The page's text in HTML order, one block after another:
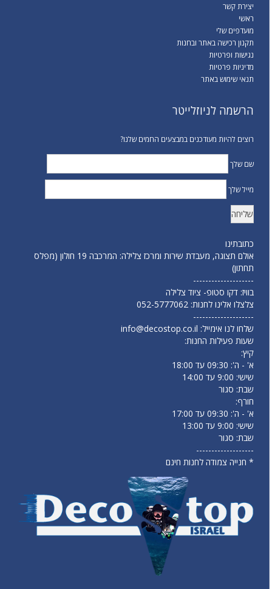
יצירת קשר
ראשי
מועדפים שלי
תקנון רכישה באתר ובחנות
נגישות ופרטיות
מדיניות פרטיות
תנאי שימוש באתר
הרשמה לניוזלייטר
רוצים להיות מעודכנים במבצעים החמים שלנו?
שם שלך
מייל שלך
כתובתינו
אולם תצוגה, מעבדת שירות ומרכז צלילה: המרכבה 19 חולון (מפלס
תחתון)
--------------------
בוויז: דקו סטופ- ציוד צלילה
צלצלו אלינו לחנות: 052-5777062
--------------------
שלחו לנו אימייל: info@decostop.co.il
שעות פעילות החנות:
קיץ:
א' - ה': 09:30 עד 18:00
שישי: 9:00 עד 14:00
שבת: סגור
חורף:
א' - ה': 09:30 עד 17:00
שישי: 9:00 עד 13:00
שבת: סגור
-------------------
* חנייה צמודה לחנות חינם